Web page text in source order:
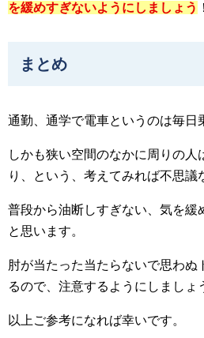
を緩めすぎないようにしましょう ！
まとめ
通勤、通学で電車というのは毎日
しかも狭い空間のなかに周りの人
り、という、考えてみれば不思議
普段から油断しすぎない、気を緩
と思います。
肘が当たった当たらないで思わぬ
るので、注意するようにしましょ
以上ご参考になれば幸いです。